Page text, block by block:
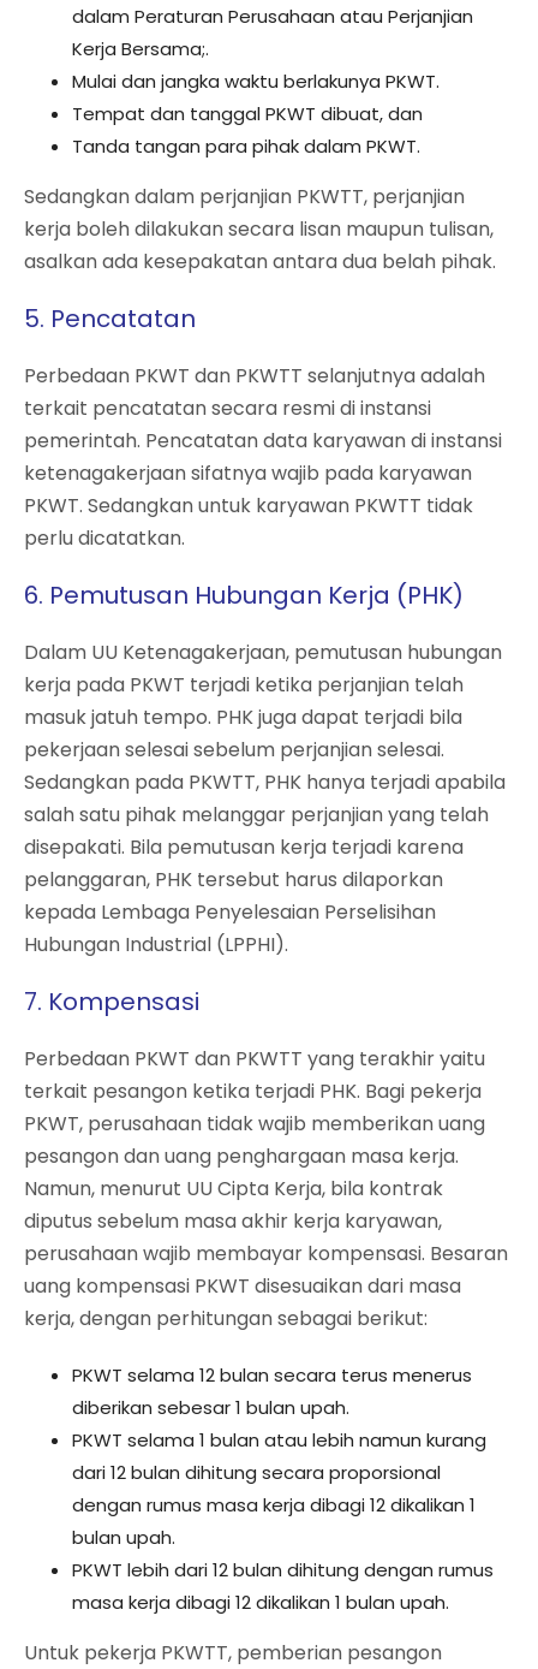
dalam Peraturan Perusahaan atau Perjanjian
Kerja Bersama;.
Mulai dan jangka waktu berlakunya PKWT.
Tempat dan tanggal PKWT dibuat, dan
Tanda tangan para pihak dalam PKWT.
Sedangkan dalam perjanjian PKWTT, perjanjian
kerja boleh dilakukan secara lisan maupun tulisan,
asalkan ada kesepakatan antara dua belah pihak.
5. Pencatatan
Perbedaan PKWT dan PKWTT selanjutnya adalah
terkait pencatatan secara resmi di instansi
pemerintah. Pencatatan data karyawan di instansi
ketenagakerjaan sifatnya wajib pada karyawan
PKWT. Sedangkan untuk karyawan PKWTT tidak
perlu dicatatkan.
6. Pemutusan Hubungan Kerja (PHK)
Dalam UU Ketenagakerjaan, pemutusan hubungan
kerja pada PKWT terjadi ketika perjanjian telah
masuk jatuh tempo. PHK juga dapat terjadi bila
pekerjaan selesai sebelum perjanjian selesai.
Sedangkan pada PKWTT, PHK hanya terjadi apabila
salah satu pihak melanggar perjanjian yang telah
disepakati. Bila pemutusan kerja terjadi karena
pelanggaran, PHK tersebut harus dilaporkan
kepada Lembaga Penyelesaian Perselisihan
Hubungan Industrial (LPPHI).
7. Kompensasi
Perbedaan PKWT dan PKWTT yang terakhir yaitu
terkait pesangon ketika terjadi PHK. Bagi pekerja
PKWT, perusahaan tidak wajib memberikan uang
pesangon dan uang penghargaan masa kerja.
Namun, menurut UU Cipta Kerja, bila kontrak
diputus sebelum masa akhir kerja karyawan,
perusahaan wajib membayar kompensasi. Besaran
uang kompensasi PKWT disesuaikan dari masa
kerja, dengan perhitungan sebagai berikut:
PKWT selama 12 bulan secara terus menerus
diberikan sebesar 1 bulan upah.
PKWT selama 1 bulan atau lebih namun kurang
dari 12 bulan dihitung secara proporsional
dengan rumus masa kerja dibagi 12 dikalikan 1
bulan upah.
PKWT lebih dari 12 bulan dihitung dengan rumus
masa kerja dibagi 12 dikalikan 1 bulan upah.
Untuk pekerja PKWTT, pemberian pesangon